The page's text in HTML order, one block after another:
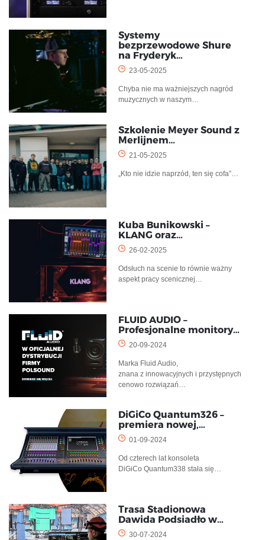
Systemy
bezprzewodowe Shure
na Fryderyk…
23-05-2025
Chyba nie ma ważniejszych nagród
muzycznych w naszym…
Szkolenie Meyer Sound z
Merlijnem…
21-05-2025
„Kto nie idzie naprzód, ten się cofa”…
Kuba Bunikowski –
KLANG oraz…
26-02-2025
Odsłuch na scenie to równie ważny
aspekt pracy scenicznej…
FLUID AUDIO –
Profesjonalne monitory…
20-09-2024
Marka Fluid Audio,
znana z innowacyjnych i przystępnych
cenowo rozwiązań…
DiGiCo Quantum326 –
premiera nowej,…
01-09-2024
Od czterech lat konsoleta
DiGiCo Quantum338 stała się…
Trasa Stadionowa
Dawida Podsiadło w…
30-07-2024